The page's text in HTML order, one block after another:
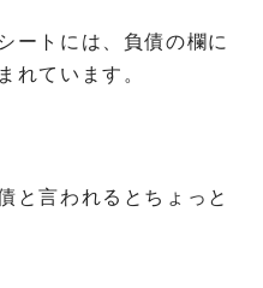
ートには、負債の欄に
れています。
と言われるとちょっと